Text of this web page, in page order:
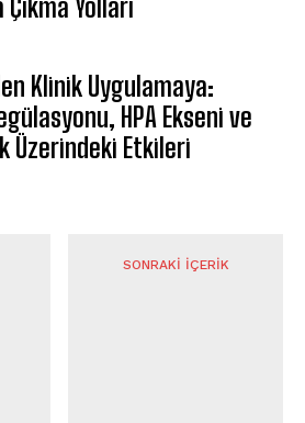
Yolları
Klinik Uygulamaya:
HPA Ekseni ve
Üzerindeki Etkileri
SONRAKI İÇERIK